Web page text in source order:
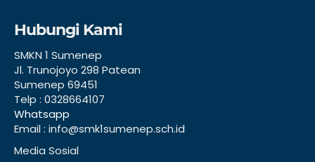
Hubungi Kami
SMKN 1 Sumenep
Jl. Trunojoyo 298 Patean
Sumenep 69451
Telp : 0328664107
Whatsapp
Email : info@smk1sumenep.sch.id
Media Sosial